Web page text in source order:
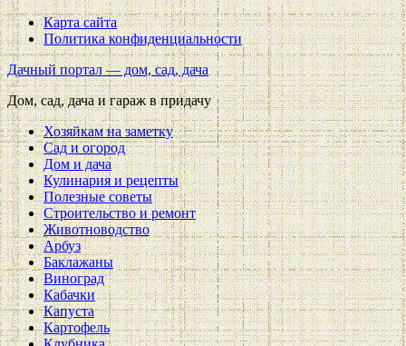
Карта сайта
Политика конфиденциальности
Дачный портал — дом, сад, дача
Дом, сад, дача и гараж в придачу
Хозяйкам на заметку
Сад и огород
Дом и дача
Кулинария и рецепты
Полезные советы
Строительство и ремонт
Животноводство
Арбуз
Баклажаны
Виноград
Кабачки
Капуста
Картофель